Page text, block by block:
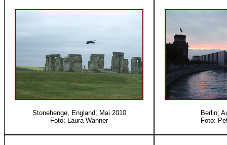
Stonehenge, England; Mai 2010
Foto: Laura Wanner
Berlin;
Foto: